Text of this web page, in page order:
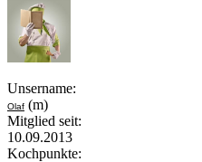
Unsername:
Olaf (m)
Mitglied seit:
10.09.2013
Kochpunkte: